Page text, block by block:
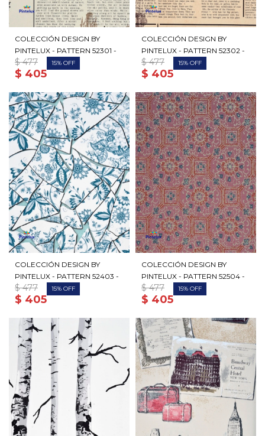
COLECCIÓN DESIGN BY
PINTELUX - PATTERN 52301 -
$ 405
$ 477 15
COLECCIÓN DESIGN BY
PINTELUX - PATTERN 52302 -
$ 405
$ 477 15
COLECCIÓN DESIGN BY
PINTELUX - PATTERN 52403 -
$ 405
$ 477 15
COLECCIÓN DESIGN BY
PINTELUX - PATTERN 52504 -
$ 405
$ 477 15